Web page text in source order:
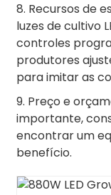
8. Recursos de
luzes de cultivo
controles
produtores
para imitar as
9. Preço e
importante,
encontrar um
benefício.